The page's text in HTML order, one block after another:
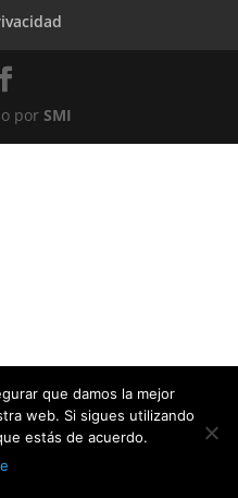
porSMI
que damos la mejor
web. Si sigues utilizando
estás de acuerdo.